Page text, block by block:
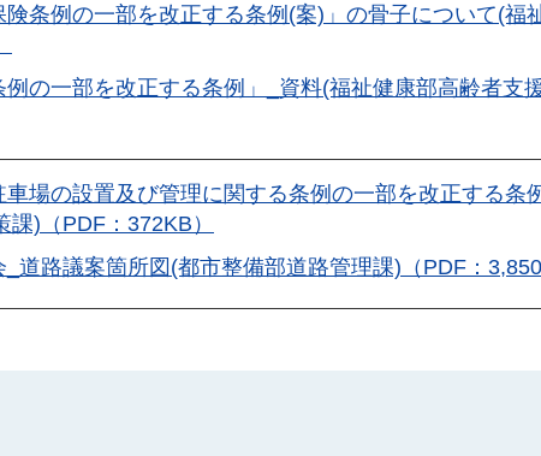
条例の一部を改正する条例(案)」の骨子について(福
の一部を改正する条例」_資料(福祉健康部高齢者支
場の設置及び管理に関する条例の一部を改正する条
)（PDF：372KB）
道路議案箇所図(都市整備部道路管理課)（PDF：